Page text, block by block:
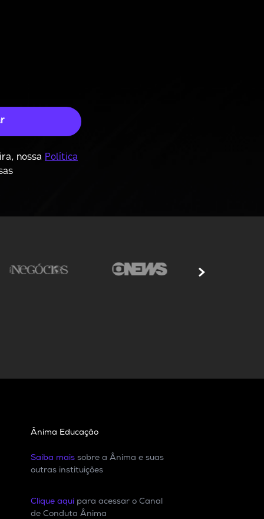
nossa Política
Ânima Educação
Saiba maissobre a Ânima e suas
outras instituições
Clique aquipara acessar o Canal
de Conduta Ânima